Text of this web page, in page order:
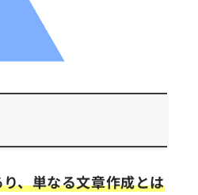
、単なる文章作成とは